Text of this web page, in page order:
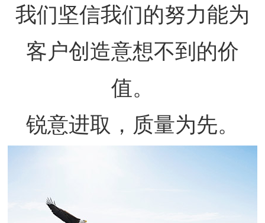
我们坚信我们的努力能为
客户创造意想不到的价
值。
锐意进取，质量为先。